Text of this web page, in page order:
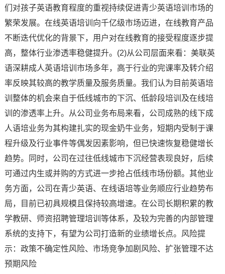
们对孩子英语教育程度的重视持续促进青少英语培训市场的
繁荣发展。在线英语培训向千亿级市场迈进，在线教育产品
不断迭代优化的背景下，用户对在线教育的接受程度逐步提
高，整体行业渗透率稳健提升。(2)从公司层面来看：美联英
语深耕成人英语培训市场多年，高于行业的完课率及转介绍
率反映其较高的教学质量及服务质量。我们认为目前英语培
训整体的机会来自于低线城市的下沉、低龄段培训及在线培
训的渗透率上升。从公司业务布局来看，公司成熟的线下成
人语培业务为其构建扎实的现金奶牛业务，短期内受制于课
程升级及行业事件等偶发因素影响，但已快速恢复稳健增长
趋势。同时，公司在过往低线城市下沉经营表现良好，后续
可通过内生或并购的方式进一步抢占低线市场份额。其他业
务方面，公司在青少英语、在线语培等业务顺应行业趋势布
局，目前已初具规模且保持较高增速。在公司长期积累的教
学教研、师资招聘管理培训等体系，及较为完善的内部管理
系统的支持下，有望为公司打造新的业绩增长点。风险提
示：政策不确定性风险、市场竞争加剧风险、扩张管理不达
预期风险